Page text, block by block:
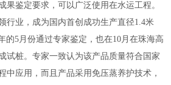
果鉴定要求，可以广泛使用在水运工程。
行业，成为国内首创成功生产直径1.4米
的5月份通过专家鉴定，也在10月在珠海高
试桩。专家一致认为该产品质量符合国家
中应用，而且产品采用免压蒸养护技术，